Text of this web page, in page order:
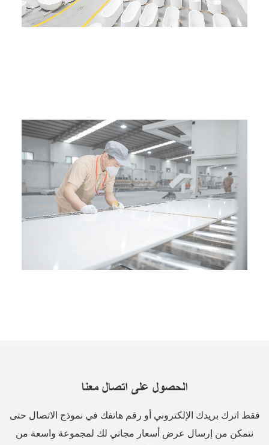
الحصول على اتصال معنا
فقط اترك بريدك الإلكتروني أو رقم هاتفك في نموذج الاتصال حتى
نتمكن من إرسال عرض أسعار مجاني لك لمجموعة واسعة من